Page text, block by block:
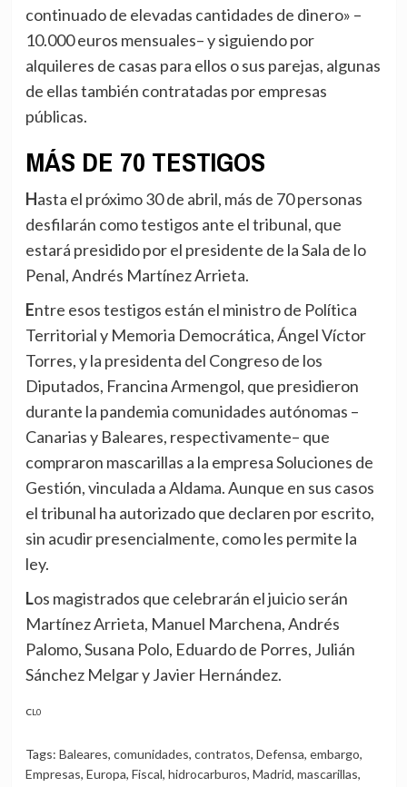
continuado de elevadas cantidades de dinero» –
10.000 euros mensuales– y siguiendo por
alquileres de casas para ellos o sus parejas, algunas
de ellas también contratadas por empresas
públicas.
MÁS DE 70 TESTIGOS
Hasta el próximo 30 de abril, más de 70 personas
desfilarán como testigos ante el tribunal, que
estará presidido por el presidente de la Sala de lo
Penal, Andrés Martínez Arrieta.
Entre esos testigos están el ministro de Política
Territorial y Memoria Democrática, Ángel Víctor
Torres, y la presidenta del Congreso de los
Diputados, Francina Armengol, que presidieron
durante la pandemia comunidades autónomas –
Canarias y Baleares, respectivamente– que
compraron mascarillas a la empresa Soluciones de
Gestión, vinculada a Aldama. Aunque en sus casos
el tribunal ha autorizado que declaren por escrito,
sin acudir presencialmente, como les permite la
ley.
Los magistrados que celebrarán el juicio serán
Martínez Arrieta, Manuel Marchena, Andrés
Palomo, Susana Polo, Eduardo de Porres, Julián
Sánchez Melgar y Javier Hernández.
CL0
Tags: Baleares, comunidades, contratos, Defensa, embargo,
Empresas, Europa, Fiscal, hidrocarburos, Madrid, mascarillas,